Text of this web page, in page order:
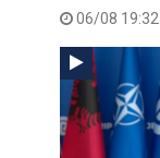
06/08 19:32